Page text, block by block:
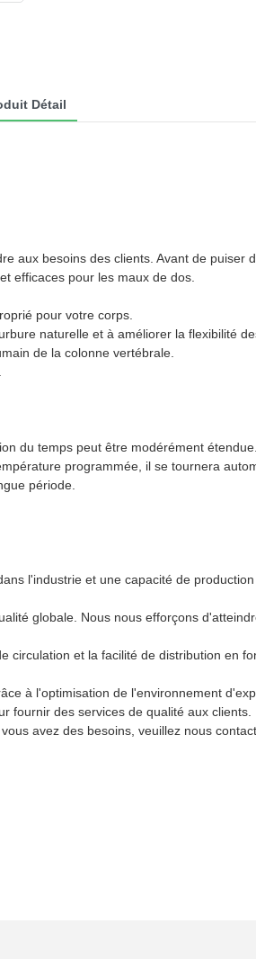
Détail
aux besoins des clients. Avant de puiser
efficaces pour les maux de dos.
pour votre corps.
naturelle et à améliorer la flexibilité
de la colonne vertébrale.
du temps peut être modérément étendue.
programmée, il se tournera
période.
l'industrie et une capacité de
globale. Nous nous efforçons
et la facilité de distribution en
à l'optimisation de l'environnement
fournir des services de qualité aux clients.
avez des besoins, veuillez nous